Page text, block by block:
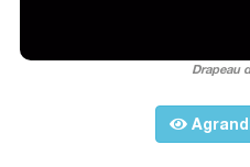
Drapeau